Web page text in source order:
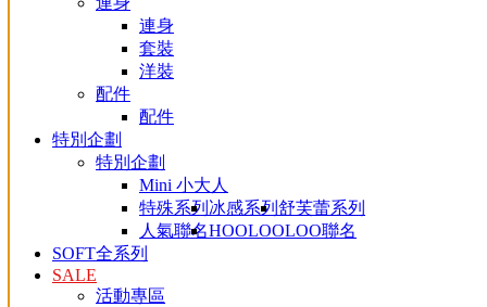
連身
套裝
洋裝
配件
配件
特別企劃
特別企劃
Mini 小大人
特殊系列 冰感系列 舒芙蕾系列
人氣聯名HOOLOOLOO聯名
SOFT全系列
SALE
活動專區